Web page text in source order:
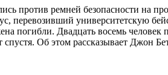
против ремней безопасности на
перевозивший университетскую
погибли. Двадцать восемь
спустя. Об этом рассказывает Джон